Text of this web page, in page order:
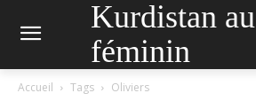
Kurdistan au
féminin
Accueil Tags Oliviers